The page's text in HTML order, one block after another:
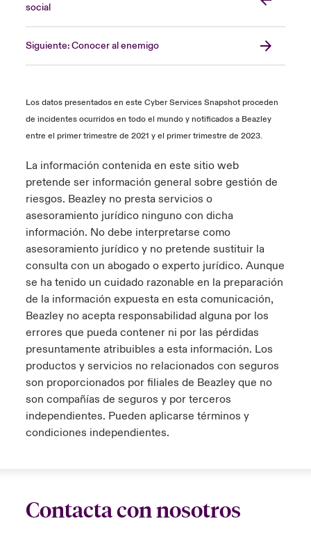
social
Siguiente: Conocer al enemigo
Los datos presentados en este Cyber Services Snapshot proceden
de incidentes ocurridos en todo el mundo y notificados a Beazley
entre el primer trimestre de 2021 y el primer trimestre de 2023.
La información contenida en este sitio web
pretende ser información general sobre gestión de
riesgos. Beazley no presta servicios o
asesoramiento jurídico ninguno con dicha
información. No debe interpretarse como
asesoramiento jurídico y no pretende sustituir la
consulta con un abogado o experto jurídico. Aunque
se ha tenido un cuidado razonable en la preparación
de la información expuesta en esta comunicación,
Beazley no acepta responsabilidad alguna por los
errores que pueda contener ni por las pérdidas
presuntamente atribuibles a esta información. Los
productos y servicios no relacionados con seguros
son proporcionados por filiales de Beazley que no
son compañías de seguros y por terceros
independientes. Pueden aplicarse términos y
condiciones independientes.
Contacta con nosotros